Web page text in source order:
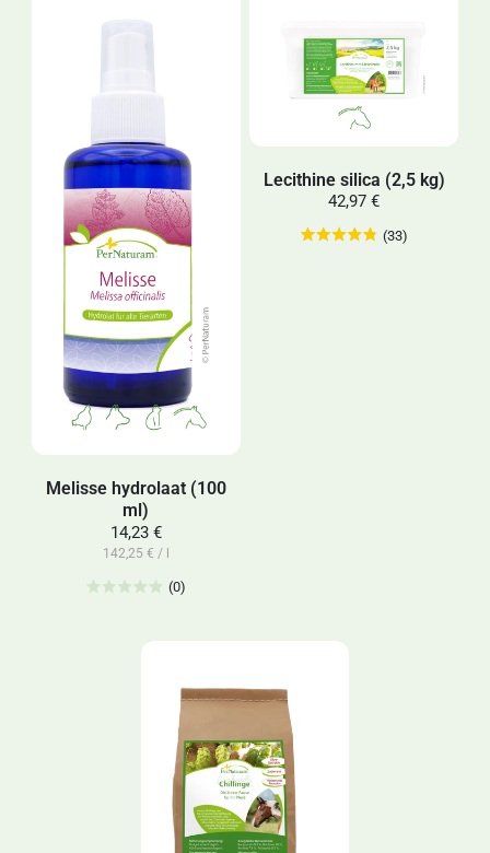
Melisse hydrolaat (100
ml)
14,23 €
142,25 € / l
(0)
Lecithine silica (2,5 kg)
42,97 €
(33)